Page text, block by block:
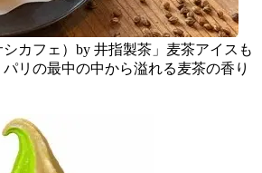
シカフェ）by 井指製茶」麦茶アイスも
リの最中の中から溢れる麦茶の香り